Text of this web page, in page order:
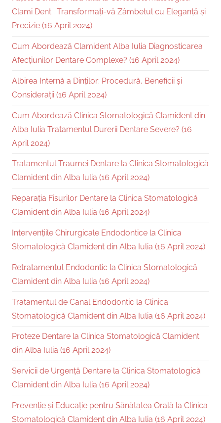
Clami Dent : Transformați-vă Zâmbetul cu Eleganță și
Precizie (16 April 2024)
Cum Abordează Clamident Alba Iulia Diagnosticarea
Afecțiunilor Dentare Complexe? (16 April 2024)
Albirea Internă a Dinților: Procedură, Beneficii și
Considerații (16 April 2024)
Cum Abordează Clinica Stomatologică Clamident din
Alba Iulia Tratamentul Durerii Dentare Severe? (16
April 2024)
Tratamentul Traumei Dentare la Clinica Stomatologică
Clamident din Alba Iulia (16 April 2024)
Reparația Fisurilor Dentare la Clinica Stomatologică
Clamident din Alba Iulia (16 April 2024)
Intervențiile Chirurgicale Endodontice la Clinica
Stomatologică Clamident din Alba Iulia (16 April 2024)
Retratamentul Endodontic la Clinica Stomatologică
Clamident din Alba Iulia (16 April 2024)
Tratamentul de Canal Endodontic la Clinica
Stomatologică Clamident din Alba Iulia (16 April 2024)
Proteze Dentare la Clinica Stomatologică Clamident
din Alba Iulia (16 April 2024)
Servicii de Urgență Dentare la Clinica Stomatologică
Clamident din Alba Iulia (16 April 2024)
Prevenție și Educație pentru Sănătatea Orală la Clinica
Stomatologică Clamident din Alba Iulia (16 April 2024)